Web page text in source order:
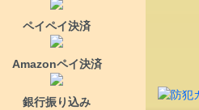
ペイペイ決済
Amazonペイ決済
銀行振り込み